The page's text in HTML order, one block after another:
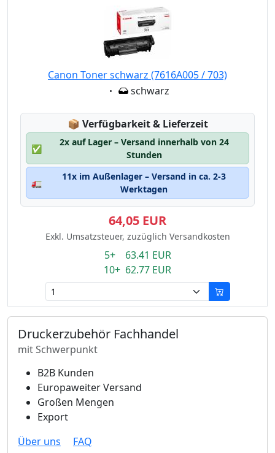
Canon Toner schwarz (7616A005 / 703)
Eigenschaft:
schwarz
📦 Lagerstatus:
Verfügbarkeit & Lieferzeit
✅
2x auf Lager – Versand innerhalb von 24
Stunden
🚛
11x im Außenlager – Versand in ca. 2-3
Werktagen
64,05 EUR
Exkl. Umsatzsteuer, zuzüglich Versandkosten
5+ 63.41 EUR
10+ 62.77 EUR
Druckerzubehör Fachhandel
mit Schwerpunkt
B2B Kunden
Europaweiter Versand
Großen Mengen
Export
Über uns
FAQ